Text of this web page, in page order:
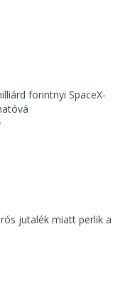
forintnyi SpaceX-
jutalék miatt perlik a